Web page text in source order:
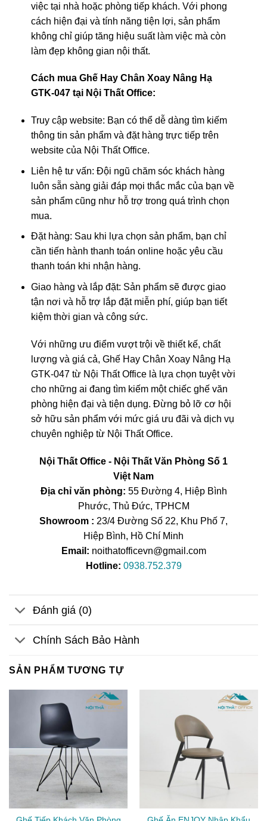
việc tại nhà hoặc phòng tiếp khách. Với phong
cách hiện đại và tính năng tiện lợi, sản phẩm
không chỉ giúp tăng hiệu suất làm việc mà còn
làm đẹp không gian nội thất.
Cách mua Ghế Hay Chân Xoay Nâng Hạ
GTK-047 tại Nội Thất Office:
Truy cập website: Bạn có thể dễ dàng tìm kiếm
thông tin sản phẩm và đặt hàng trực tiếp trên
website của Nội Thất Office.
Liên hệ tư vấn: Đội ngũ chăm sóc khách hàng
luôn sẵn sàng giải đáp mọi thắc mắc của bạn về
sản phẩm cũng như hỗ trợ trong quá trình chọn
mua.
Đặt hàng: Sau khi lựa chọn sản phẩm, bạn chỉ
cần tiến hành thanh toán online hoặc yêu cầu
thanh toán khi nhận hàng.
Giao hàng và lắp đặt: Sản phẩm sẽ được giao
tận nơi và hỗ trợ lắp đặt miễn phí, giúp bạn tiết
kiệm thời gian và công sức.
Với những ưu điểm vượt trội về thiết kế, chất
lượng và giá cả, Ghế Hay Chân Xoay Nâng Hạ
GTK-047 từ Nội Thất Office là lựa chọn tuyệt vời
cho những ai đang tìm kiếm một chiếc ghế văn
phòng hiện đại và tiện dụng. Đừng bỏ lỡ cơ hội
sở hữu sản phẩm với mức giá ưu đãi và dịch vụ
chuyên nghiệp từ Nội Thất Office.
Nội Thất Office - Nội Thất Văn Phòng Số 1
Việt Nam
Địa chỉ văn phòng: 55 Đường 4, Hiệp Bình
Phước, Thủ Đức, TPHCM
Showroom : 23/4 Đường Số 22, Khu Phố 7,
Hiệp Bình, Hồ Chí Minh
Email: noithatofficevn@gmail.com
Hotline: 0938.752.379
Đánh giá (0)
Chính Sách Bảo Hành
SẢN PHẨM TƯƠNG TỰ